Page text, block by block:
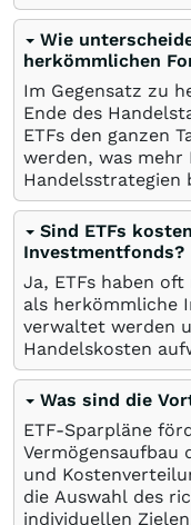
Wie
herkömmlichen
Im Gegensatz zu
Ende des
ETFs den ganzen
werden, was
Handelsstrategien
Sind ETFs
Investmentfonds?
Ja, ETFs haben
als herkömmliche
verwaltet werden
Handelskosten
Was sind die
ETF-Sparpläne
Vermögensaufbau
und
die Auswahl des
individuellen